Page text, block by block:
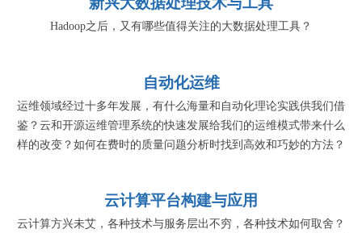
Hadoop之后，又有哪些值得关注的大数据处理工具？
自动化运维
运维领域经过十多年发展，有什么海量和自动化理论实践供我们借
鉴？云和开源运维管理系统的快速发展给我们的运维模式带来什么
样的改变？如何在费时的质量问题分析时找到高效和巧妙的方法？
云计算平台构建与应用
云计算方兴未艾，各种技术与服务层出不穷，各种技术如何取舍？